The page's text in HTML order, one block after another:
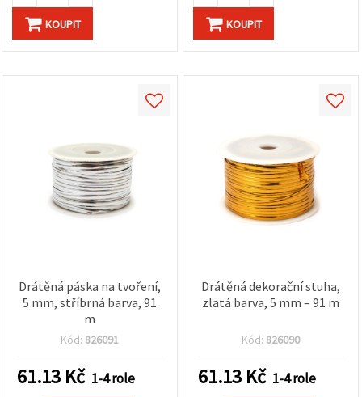
KOUPIT KOUPIT
Drátěná páska na tvoření,
5 mm, stříbrná barva, 91
m
Kód: 826091
61.13 Kč 1-4 role
Drátěná dekorační stuha,
zlatá barva, 5 mm – 91 m
Kód: 826090
61.13 Kč 1-4 role